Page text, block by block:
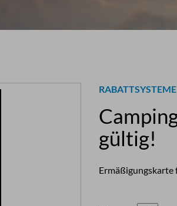
RABATTSYSTEME
gültig!
Ermäßigungskarte